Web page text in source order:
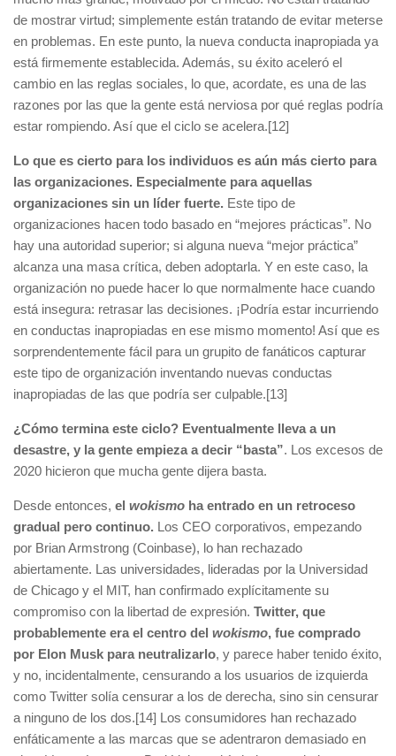
de mostrar virtud; simplemente están tratando de evitar meterse
en problemas. En este punto, la nueva conducta inapropiada ya
está firmemente establecida. Además, su éxito aceleró el
cambio en las reglas sociales, lo que, acordate, es una de las
razones por las que la gente está nerviosa por qué reglas podría
estar rompiendo. Así que el ciclo se acelera.[12]
Lo que es cierto para los individuos es aún más cierto para
las organizaciones. Especialmente para aquellas
organizaciones sin un líder fuerte. Este tipo de
organizaciones hacen todo basado en “mejores prácticas”. No
hay una autoridad superior; si alguna nueva “mejor práctica”
alcanza una masa crítica, deben adoptarla. Y en este caso, la
organización no puede hacer lo que normalmente hace cuando
está insegura: retrasar las decisiones. ¡Podría estar incurriendo
en conductas inapropiadas en ese mismo momento! Así que es
sorprendentemente fácil para un grupito de fanáticos capturar
este tipo de organización inventando nuevas conductas
inapropiadas de las que podría ser culpable.[13]
¿Cómo termina este ciclo? Eventualmente lleva a un
desastre, y la gente empieza a decir “basta”. Los excesos de
2020 hicieron que mucha gente dijera basta.
Desde entonces, el wokismo ha entrado en un retroceso
gradual pero continuo. Los CEO corporativos, empezando
por Brian Armstrong (Coinbase), lo han rechazado
abiertamente. Las universidades, lideradas por la Universidad
de Chicago y el MIT, han confirmado explícitamente su
compromiso con la libertad de expresión. Twitter, que
probablemente era el centro del wokismo, fue comprado
por Elon Musk para neutralizarlo, y parece haber tenido éxito,
y no, incidentalmente, censurando a los usuarios de izquierda
como Twitter solía censurar a los de derecha, sino sin censurar
a ninguno de los dos.[14] Los consumidores han rechazado
enfáticamente a las marcas que se adentraron demasiado en